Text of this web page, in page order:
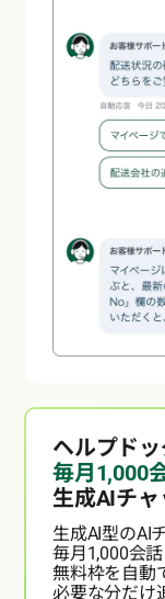
ヘルプドッ
毎月1,000
生成AIチャ
生成AI型のAI
毎月1,000会話
無料枠を自動
必要な分だけ